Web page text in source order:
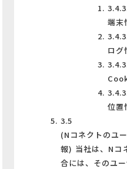
端末
ログ
位置
3.5
(Nコネクトのユ
報) 当社は、Nコ
合には、そのユ